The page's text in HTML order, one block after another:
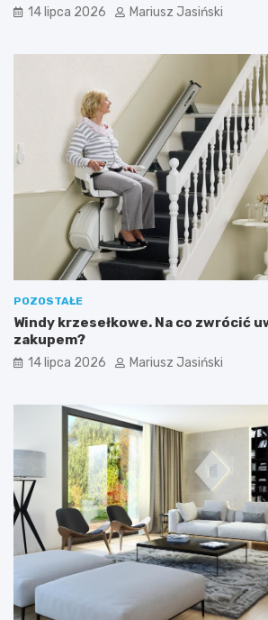
14 lipca 2026 Mariusz Jasiński
POZOSTAŁE
Windy krzesełkowe. Na co zwrócić
zakupem?
14 lipca 2026 Mariusz Jasiński